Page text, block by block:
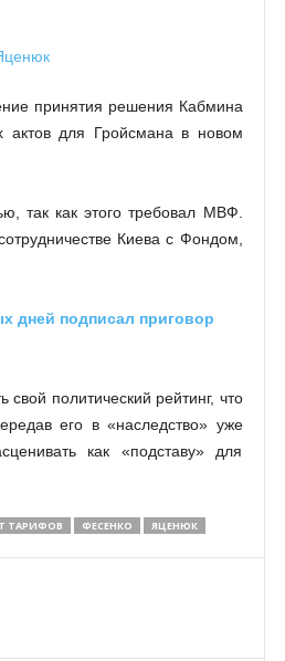
принятия решения Кабмина
для Гройсмана в новом
так как этого требовал МВФ.
Киева с Фондом,
дней подписал приговор
политический рейтинг, что
его в «наследство» уже
как «подставу» для
ТАРИФОВ ФЕСЕНКО ЯЦЕНЮК